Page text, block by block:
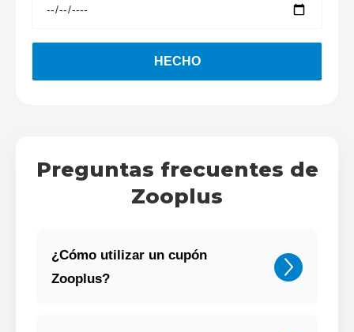
Preguntas frecuentes de
Zooplus
¿Cómo utilizar un cupón
Zooplus?